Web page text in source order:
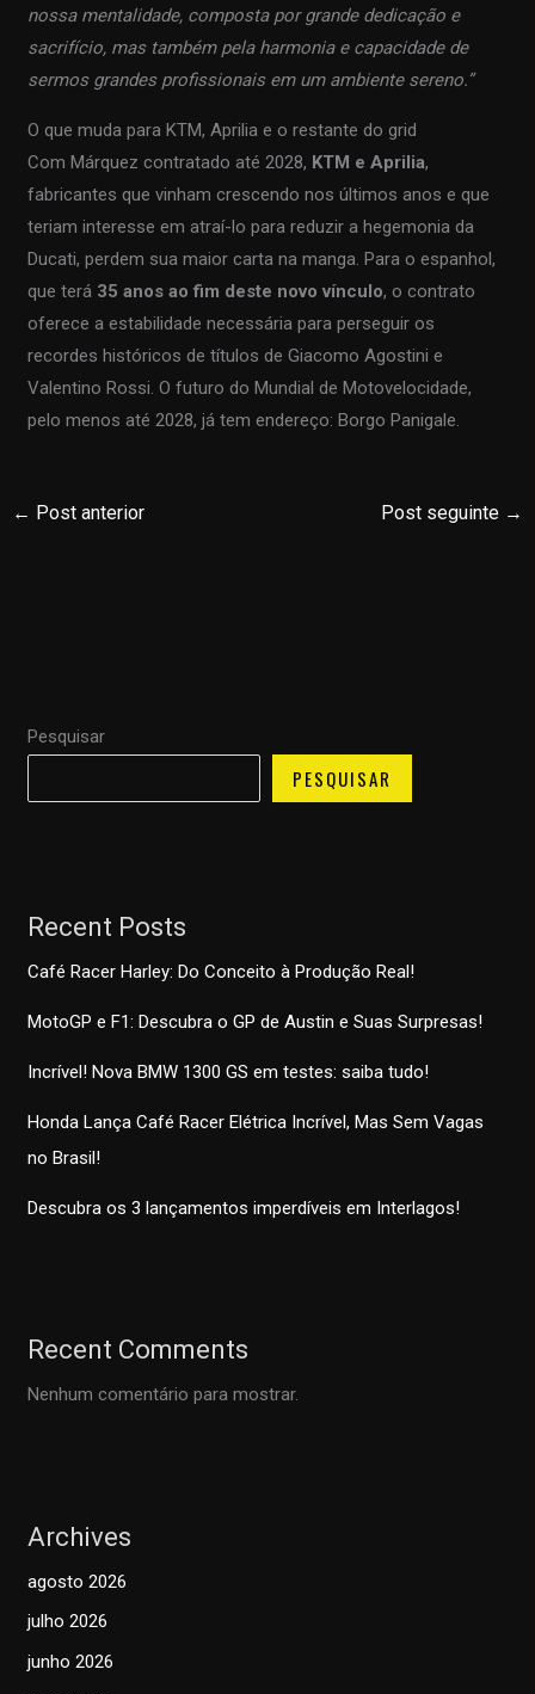
nossa mentalidade, composta por grande dedicação e
sacrifício, mas também pela harmonia e capacidade de
sermos grandes profissionais em um ambiente sereno.”
O que muda para KTM, Aprilia e o restante do grid
Com Márquez contratado até 2028, KTM e Aprilia,
fabricantes que vinham crescendo nos últimos anos e que
teriam interesse em atraí-lo para reduzir a hegemonia da
Ducati, perdem sua maior carta na manga. Para o espanhol,
que terá 35 anos ao fim deste novo vínculo, o contrato
oferece a estabilidade necessária para perseguir os
recordes históricos de títulos de Giacomo Agostini e
Valentino Rossi. O futuro do Mundial de Motovelocidade,
pelo menos até 2028, já tem endereço: Borgo Panigale.
← Post anterior Post seguinte →
Pesquisar
PESQUISAR
Recent Posts
Café Racer Harley: Do Conceito à Produção Real!
MotoGP e F1: Descubra o GP de Austin e Suas Surpresas!
Incrível! Nova BMW 1300 GS em testes: saiba tudo!
Honda Lança Café Racer Elétrica Incrível, Mas Sem Vagas
no Brasil!
Descubra os 3 lançamentos imperdíveis em Interlagos!
Recent Comments
Nenhum comentário para mostrar.
Archives
agosto 2026
julho 2026
junho 2026